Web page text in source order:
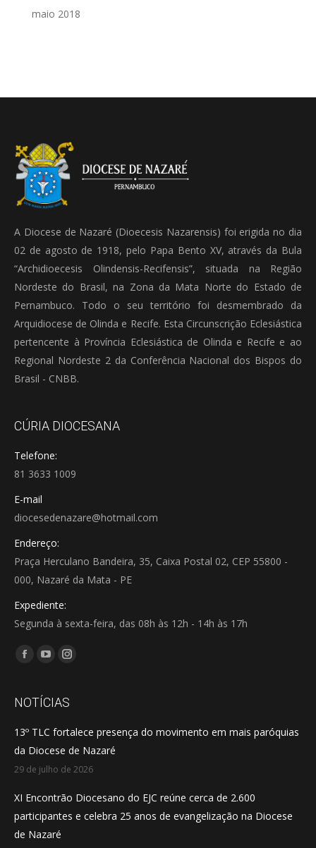
maio 2018
A Diocese de Nazaré (Dioecesis Nazarensis) foi erigida no dia
02 de agosto de 1918, pelo Papa Bento XV, através da Bula
“Archidioecesis Olindensis-Recifensis”, situada na Região
Nordeste do Brasil, na Zona da Mata Norte do Estado de
Pernambuco. Todo o seu território foi desmembrado da
Arquidiocese de Olinda e Recife. Esta Circunscrição Eclesiástica
pertencente à Província Eclesiástica de Olinda e Recife e ao
Regional Nordeste 2 da Conferência Nacional dos Bispos do
Brasil - CNBB.
CÚRIA DIOCESANA
Telefone:
81 3633 1009
E-mail
diocesedenazare@hotmail.com
Endereço:
Praça Herculano Bandeira, 35, Caixa Postal 02, CEP 55800 -
000, Nazaré da Mata - PE
Expediente:
Segunda à sexta-feira, das 08h às 12h - 14h às 17h
Encontre-nos em:
Facebook
opens
new
window
YouTube
opens
new
window
Instagram
opens
new
window
NOTÍCIAS
13º TLC fortalece presença do movimento em mais paróquias
da Diocese de Nazaré
29 de julho de 2026
XI Encontrão Diocesano do EJC reúne cerca de 2.600
participantes e celebra 25 anos de evangelização na Diocese
de Nazaré